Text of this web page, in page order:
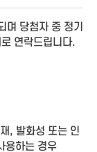
며 당첨자 중 정기
연락드립니다.
, 발화성 또는 인
용하는 경우